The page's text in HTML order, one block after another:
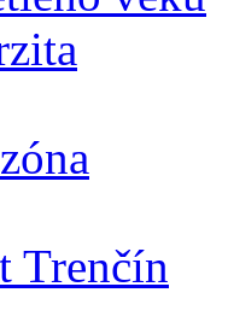
Trenčín